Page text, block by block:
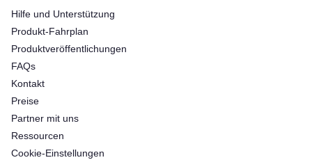
Hilfe und Unterstützung
Produkt-Fahrplan
Produktveröffentlichungen
FAQs
Kontakt
Preise
Partner mit uns
Ressourcen
Cookie-Einstellungen